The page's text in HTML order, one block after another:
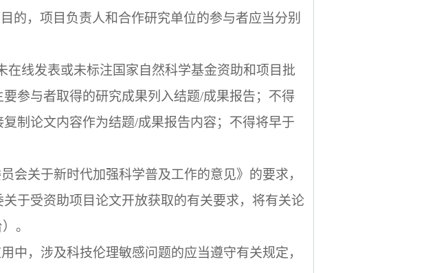
的，项目负责人和合作研究单位的参与者应当分别
在线发表或未标注国家自然科学基金资助和项目批
参与者取得的研究成果列入结题/成果报告；不得
制论文内容作为结题/成果报告内容；不得将早于
会关于新时代加强科学普及工作的意见》的要求，
于受资助项目论文开放获取的有关要求，将有关论
。
中，涉及科技伦理敏感问题的应当遵守有关规定，